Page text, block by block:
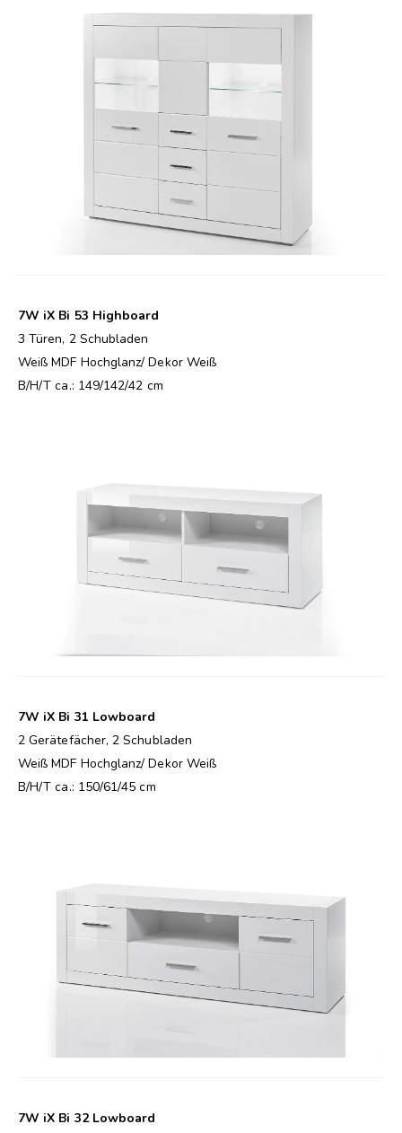
7W iX Bi 53 Highboard
3 Türen, 2 Schubladen
Weiß MDF Hochglanz/ Dekor Weiß
B/H/T ca.: 149/142/42 cm
7W iX Bi 31 Lowboard
2 Gerätefächer, 2 Schubladen
Weiß MDF Hochglanz/ Dekor Weiß
B/H/T ca.: 150/61/45 cm
7W iX Bi 32 Lowboard